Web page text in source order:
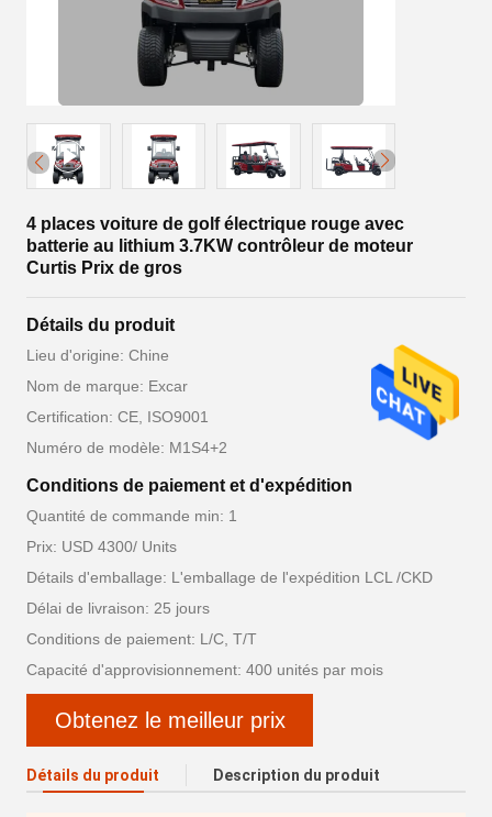
4 places voiture de golf électrique rouge avec
batterie au lithium 3.7KW contrôleur de moteur
Curtis Prix de gros
Détails du produit
Lieu d'origine: Chine
Nom de marque: Excar
Certification: CE, ISO9001
Numéro de modèle: M1S4+2
Conditions de paiement et d'expédition
Quantité de commande min: 1
Prix: USD 4300/ Units
Détails d'emballage: L'emballage de l'expédition LCL /CKD
Délai de livraison: 25 jours
Conditions de paiement: L/C, T/T
Capacité d'approvisionnement: 400 unités par mois
Obtenez le meilleur prix
Détails du produit Description du produit